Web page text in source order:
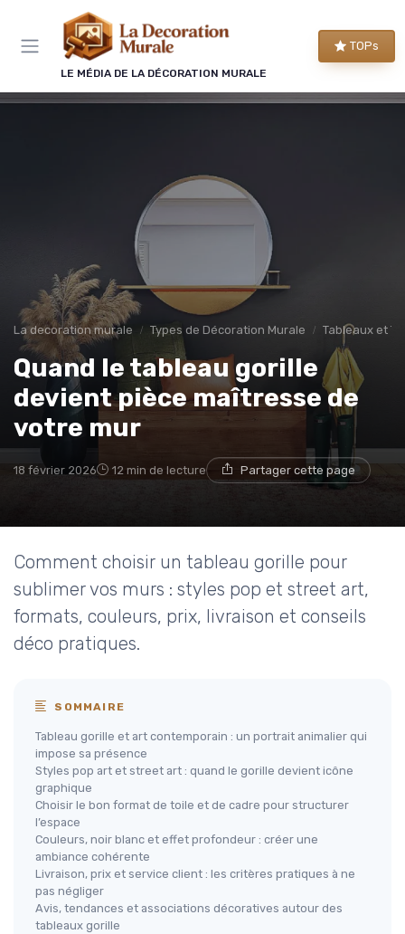
LE MÉDIA DE LA DÉCORATION MURALE
TOPs
La decoration murale Types de Décoration Murale Tableaux et
Quand le tableau gorille
devient pièce maîtresse de
votre mur
18 février 2026 12 min de lecture Partager cette page
Comment choisir un tableau gorille pour
sublimer vos murs : styles pop et street art,
formats, couleurs, prix, livraison et conseils
déco pratiques.
SOMMAIRE
Tableau gorille et art contemporain : un portrait animalier qui
impose sa présence
Styles pop art et street art : quand le gorille devient icône
graphique
Choisir le bon format de toile et de cadre pour structurer
l’espace
Couleurs, noir blanc et effet profondeur : créer une
ambiance cohérente
Livraison, prix et service client : les critères pratiques à ne
pas négliger
Avis, tendances et associations décoratives autour des
tableaux gorille
Panneau de gestion des cookies